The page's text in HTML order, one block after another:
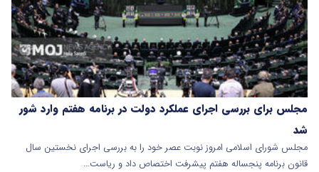
مجلس برای بررسی اجرای عملکرد دولت در برنامه هفتم وارد شور
شد
مجلس شورای اسلامی امروز نوبت عصر خود را به بررسی اجرای نخستین سال
قانون برنامه پنجساله هفتم پیشرفت اختصاص داد و ریاست…